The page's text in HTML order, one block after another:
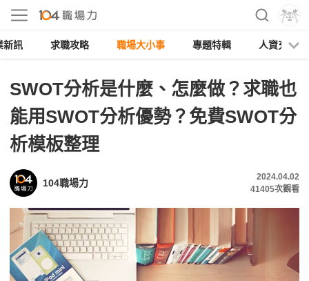
新訊 求職攻略 職場大小事 專題特輯 人資充電
SWOT分析是什麼、怎麼做？求職也
能用SWOT分析優勢？免費SWOT分
析模板整理
104職場力
2024.04.02
41405次觀看